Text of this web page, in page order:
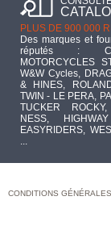
PLUS DE 900 000
Des marques et
réputés :
MOTORCYCLES
W&W Cycles,
& HINES,
TWIN - LE PERA,
TUCKER
NESS,
EASYRIDERS,
...
CONDITIONS